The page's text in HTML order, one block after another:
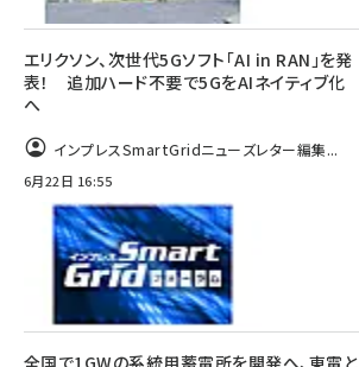
エリクソン、次世代5Gソフト「AI in RAN」を発
表！ 追加ハード不要で5GをAIネイティブ化
へ
インプレスSmartGridニューズレター編集...
6月22日 16:55
全国で1GWの系統用蓄電所を開発へ、東電と